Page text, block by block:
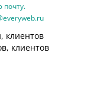
почту.
клиентов
клиентов